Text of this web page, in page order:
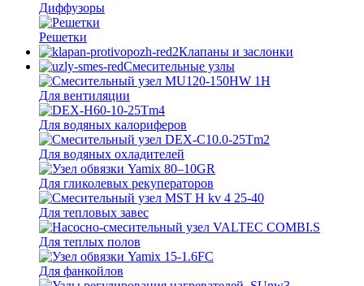
Диффузоры
Решетки
Клапаны и заслонки
Смесительные узлы
Для вентиляции
Для водяных калориферов
Для водяных охладителей
Для гликолевых рекуператоров
Для тепловых завес
Для теплых полов
Для фанкойлов